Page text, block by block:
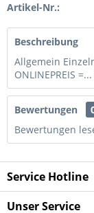
Artikel-Nr.:
Beschreibung
Allgemein
ONLINEPREIS =...
Bewertungen
Bewertungen
Service Hotline
Unser Service